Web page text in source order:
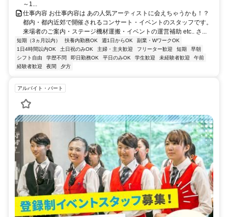
～1...
仕事内容 お仕事内容は あの人気アーティストに会えちゃうかも！？
都内・都内近郊で開催されるコンサート・イベントのスタッフです。
来場者のご案内・ステージ機材運搬・イベントの運営補助 etc.. さ...
短期（3ヵ月以内） 扶養内勤務OK 週1日からOK
副業・WワークOK
1日4時間以内OK
土日祝のみOK 主婦・主夫歓迎 フリーター歓迎 短期
早朝
シフト自由
学歴不問 即日勤務OK 平日のみOK 学生歓迎 未経験者歓迎
午前
経験者歓迎
夜間 夕方
アルバイト・パート